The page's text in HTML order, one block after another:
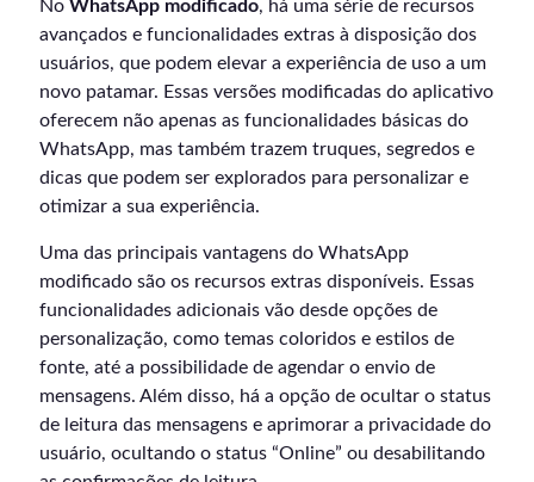
No WhatsApp modificado, há uma série de recursos
avançados e funcionalidades extras à disposição dos
usuários, que podem elevar a experiência de uso a um
novo patamar. Essas versões modificadas do aplicativo
oferecem não apenas as funcionalidades básicas do
WhatsApp, mas também trazem truques, segredos e
dicas que podem ser explorados para personalizar e
otimizar a sua experiência.
Uma das principais vantagens do WhatsApp
modificado são os recursos extras disponíveis. Essas
funcionalidades adicionais vão desde opções de
personalização, como temas coloridos e estilos de
fonte, até a possibilidade de agendar o envio de
mensagens. Além disso, há a opção de ocultar o status
de leitura das mensagens e aprimorar a privacidade do
usuário, ocultando o status “Online” ou desabilitando